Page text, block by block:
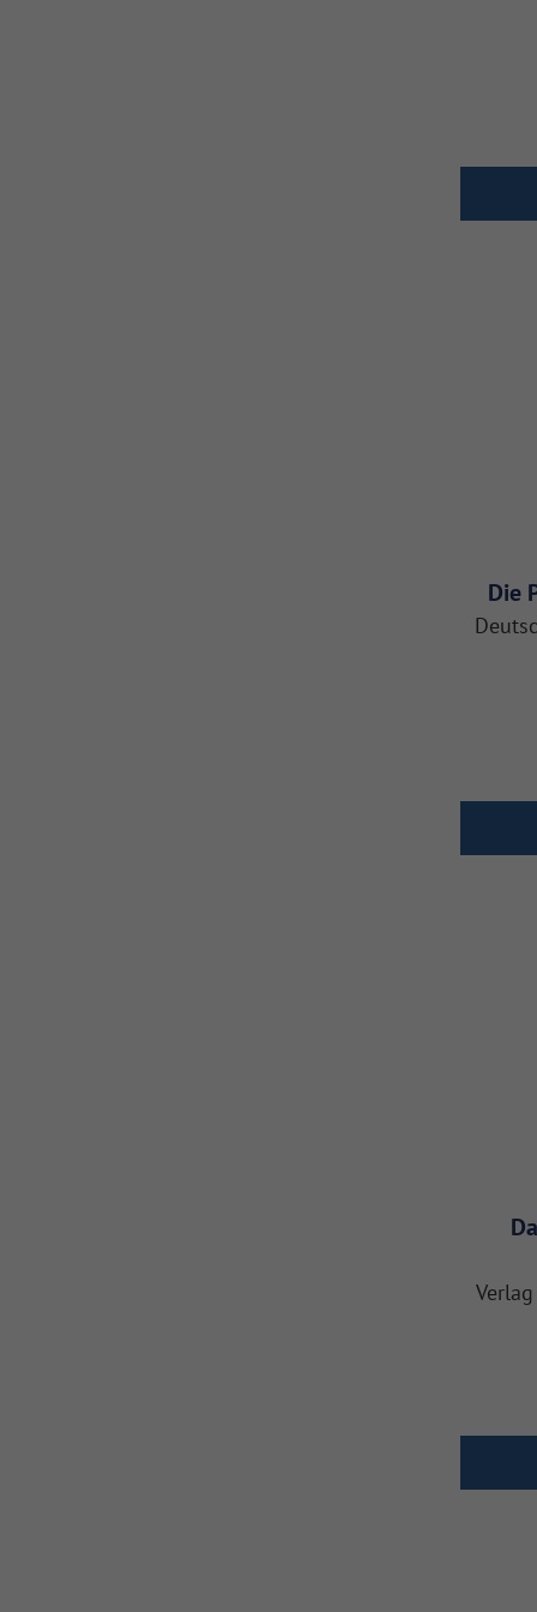
Die